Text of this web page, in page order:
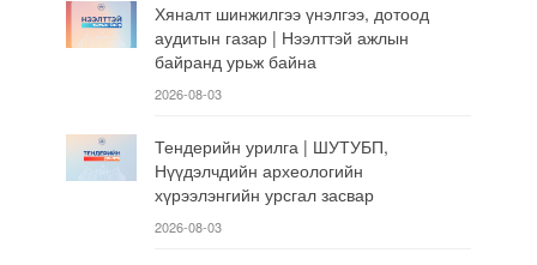
Хяналт шинжилгээ үнэлгээ, дотоод
аудитын газар | Нээлттэй ажлын
байранд урьж байна
2026-08-03
Тендерийн урилга | ШУТУБП,
Нүүдэлчдийн археологийн
хүрээлэнгийн урсгал засвар
2026-08-03